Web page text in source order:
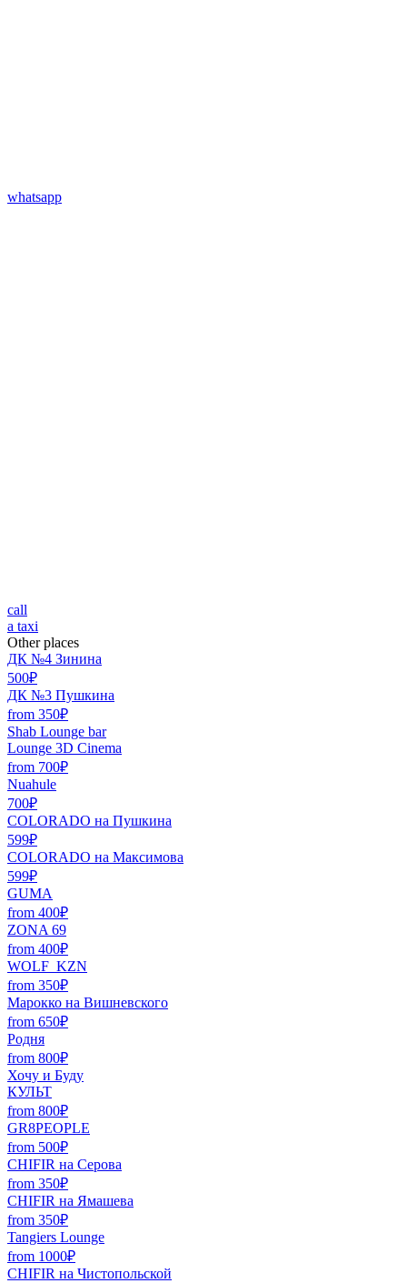
whatsapp
call
a taxi
Other places
ДК №4 Зинина
500₽
ДК №3 Пушкина
from 350₽
Shab Lounge bar
Lounge 3D Cinema
from 700₽
Nuahule
700₽
COLORADO на Пушкина
599₽
COLORADO на Максимова
599₽
GUMA
from 400₽
ZONA 69
from 400₽
WOLF_KZN
from 350₽
Марокко на Вишневского
from 650₽
Родня
from 800₽
Хочу и Буду
КУЛЬТ
from 800₽
GR8PEOPLE
from 500₽
CHIFIR на Серова
from 350₽
CHIFIR на Ямашева
from 350₽
Tangiers Lounge
from 1000₽
CHIFIR на Чистопольской